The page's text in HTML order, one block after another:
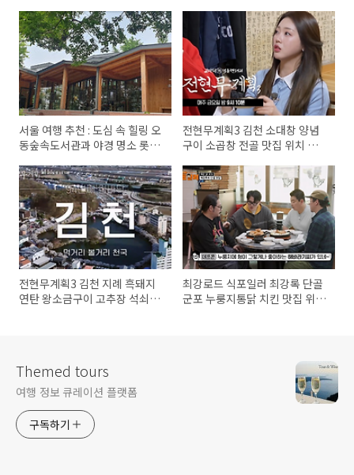
서울 여행 추천 : 도심 속 힐링 오
동숲속도서관과 야경 명소 롯데
전현무계획3 김천 소대창 양념
구이 소곱창 전골 맛집 위치 및
전현무계획3 김천 지례 흑돼지
연탄 왕소금구이 고추장 석쇠불
최강로드 식포일러 최강록 단골
군포 누룽지통닭 치킨 맛집 위치
Themed tours
여행 정보 큐레이션 플랫폼
구독하기